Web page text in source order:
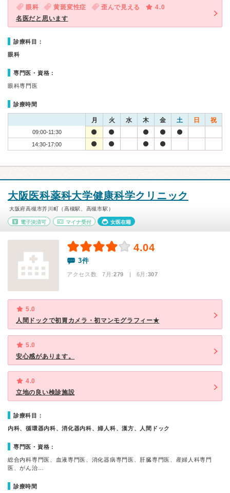
眼科 黄斑変性症 歪んで見える
4.0
名医だと思います
診療科目：
眼科
専門医・資格：
眼科専門医
診療時間
月 火 水 木 金 土 日 祝
09:00-11:30
14:30-17:00
大阪医科薬科大学健康科学クリニック
大阪府高槻市芥川町（高槻駅、高槻市駅）
電子決済可 マイナ受付 女医在籍
4.04
3件
アクセス数 7月:279 | 6月:307
5.0
人間ドックで初胃カメラ・初マンモグラフィー★
5.0
安心感があります。
4.0
立地の良い検診施設
診療科目：
内科、循環器内科、消化器内科、婦人科、漢方、人間ドック
専門医・資格：
総合内科専門医、血液専門医、消化器病専門医、肝臓専門医、産婦人科専門
医、がん治…
診療時間